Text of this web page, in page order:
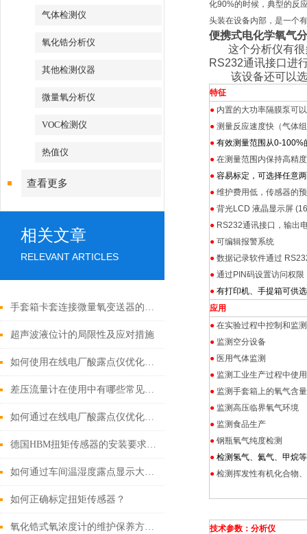
气体检测仪
氧化锆分析仪
其他检测仪器
微量氧分析仪
VOC检测仪
热值仪
查看更多
相关文章
RELEVANT ARTICLES
手套箱卡套连接微量氧变送器的维护与保养
超声波液位计的局限性及应对措施
如何使用在线电厂酸露点仪优化电厂的化学管理？
差压流量计在使用中有哪些常见的故障？
如何通过在线电厂酸露点仪优化电厂环境管理？
德国HBM扭矩传感器的安装要求及注意事项讲解
如何通过车间温湿度露点显示大屏提高工作舒适度？
如何正确标定扭矩传感器？
氧化锆式氧浓度计的维护保养方式方法
化90%的时候，典型的反
头装在设备内部，是一个
便携式电化学氧气
这个分析仪有很
RS232通讯接口进
该设备还可以选
特征
● 内置的大功率隔膜泵可
● 测量反应速度快（气体
● 有效测量范围从0-100%
● 在测量范围内保持高精
● 容易标定，可选择任意
● 维护费用低，传感器的
● 背光LCD 液晶显示屏
● RS232通讯接口，输出
● 可编辑报警系统
● 数据记录软件通过
● 通过PIN码设置访问权限
● 有打印机、手提箱可供
应用
● 在实验过程中控制和监
● 监测空分设备
● 医用气体监测
● 监测工业生产过程中使
● 监测手套箱上的氧气含量
● 监测高压临界氧气环境
● 监测食品生产
● 钢瓶氧气纯度检测
● 检测氢气、氦气、甲烷
● 检测挥发性有机化合物
技术参数：分析仪